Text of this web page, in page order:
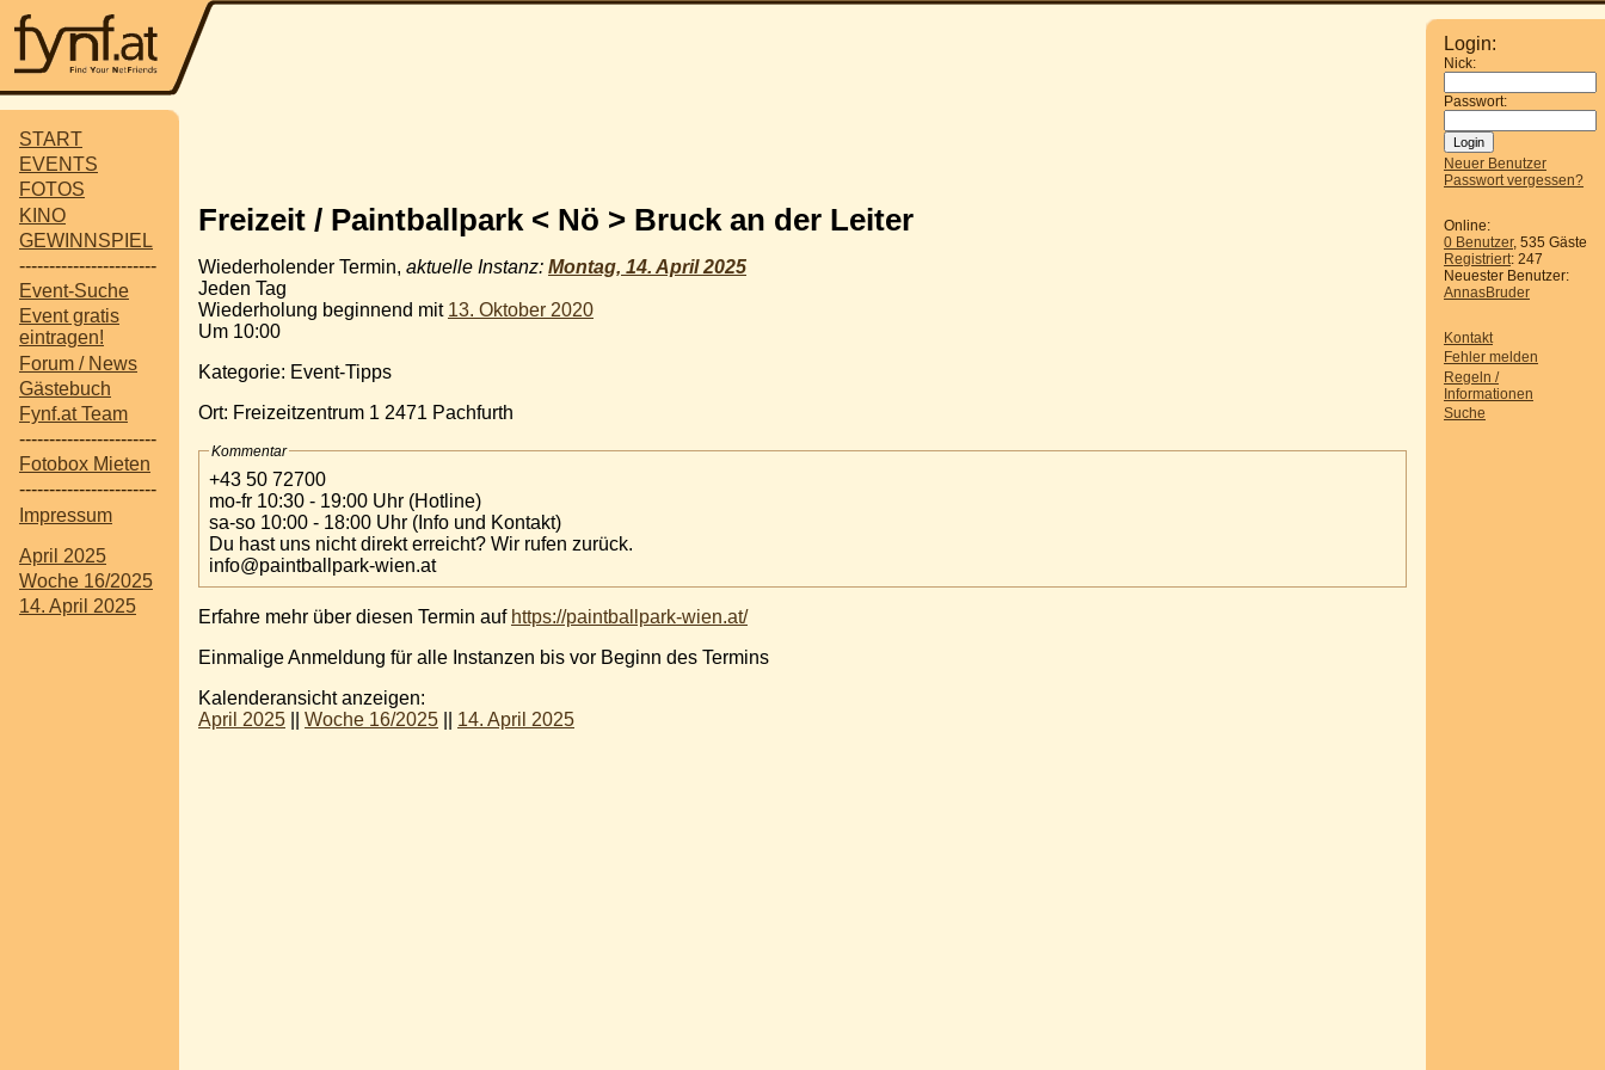
START
EVENTS
FOTOS
KINO
GEWINNSPIEL
-----------------------
Event-Suche
Event gratis
eintragen!
Forum / News
Gästebuch
Fynf.at Team
-----------------------
Fotobox Mieten
-----------------------
Impressum
April 2025
Woche 16/2025
14. April 2025
Login:
Nick:
Passwort:
Neuer Benutzer
Passwort vergessen?
Online:
0 Benutzer, 535 Gäste
Registriert: 247
Neuester Benutzer:
AnnasBruder
Kontakt
Fehler melden
Regeln /
Informationen
Suche
Freizeit / Paintballpark < Nö > Bruck an der Leiter
Wiederholender Termin, aktuelle Instanz: Montag, 14. April 2025
Jeden Tag
Wiederholung beginnend mit 13. Oktober 2020
Um 10:00
Kategorie: Event-Tipps
Ort: Freizeitzentrum 1 2471 Pachfurth
Kommentar
+43 50 72700
mo-fr 10:30 - 19:00 Uhr (Hotline)
sa-so 10:00 - 18:00 Uhr (Info und Kontakt)
Du hast uns nicht direkt erreicht? Wir rufen zurück.
info@paintballpark-wien.at
Erfahre mehr über diesen Termin auf https://paintballpark-wien.at/
Einmalige Anmeldung für alle Instanzen bis vor Beginn des Termins
Kalenderansicht anzeigen:
April 2025
Woche 16/2025 14. April 2025